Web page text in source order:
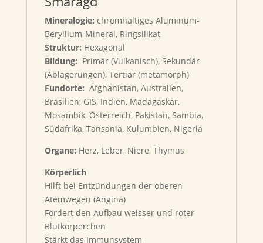
Mineralogie: chromhaltiges Aluminum-
Beryllium-Mineral, Ringsilikat
Struktur: Hexagonal
Bildung: Primär (Vulkanisch), Sekundär
(Ablagerungen), Tertiär (metamorph)
Fundorte: Afghanistan, Australien,
Brasilien, GIS, Indien, Madagaskar,
Mosambik, Österreich, Pakistan, Sambia,
Südafrika, Tansania, Kulumbien, Nigeria
Organe: Herz, Leber, Niere, Thymus
Körperlich
Hilft bei Entzündungen der oberen
Atemwegen (Angina)
Fördert den Aufbau weisser und roter
Blutkörperchen
Stärkt das Immunsystem